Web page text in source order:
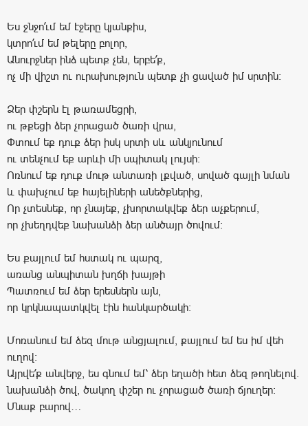
Ես ջնջո՛ւմ եմ էջերը կյանքիս,
կտրո՛ւմ եմ թելերը բոլոր,
Անուրջներ ինձ պետք չեն, երբե՛ք,
ոչ մի վիշտ ու ուրախություն պետք չի ցաված իմ սրտին:
Ձեր փշերն էլ թառամեցրի,
ու թքեցի ձեր չորացած ծառի վրա,
Փտում եք դուք ձեր իսկ սրտի սև անկյունում
ու տենչում եք արևի մի սպիտակ լույսի:
Ոռնում եք դուք մութ անտառի լքված, սոված գայլի նման
և փախչում եք հայելիների անեծքներից,
Որ չտեսնեք, որ չնայեք, չխորտակվեք ձեր աչքերում,
որ չխեղդվեք նախանձի ձեր անծայր ծովում:
Ես քայլում եմ հստակ ու պարզ,
առանց անպիտան խղճի խայթի
Պատռում եմ ձեր երեսներն այն,
որ կրկնապատկվել էին հանկարծակի:
Մոռանում եմ ձեզ մութ անցյալում, քայլում եմ ես իմ վեհ
ուղով:
Այրվե՛ք անվերջ, ես գնում եմ՝ ձեր եղածի հետ ձեզ թողնելով.
նախանձի ծով, ծակող փշեր ու չորացած ծառի ճյուղեր:
Մնաք բարով…